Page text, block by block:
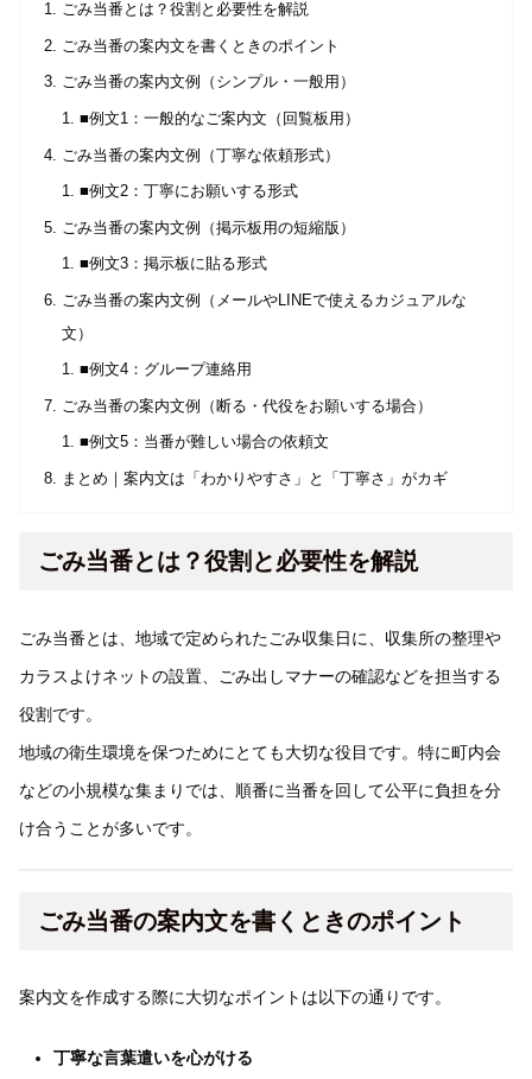
ごみ当番とは？役割と必要性を解説
ごみ当番の案内文を書くときのポイント
ごみ当番の案内文例（シンプル・一般用）
■例文1：一般的なご案内文（回覧板用）
ごみ当番の案内文例（丁寧な依頼形式）
■例文2：丁寧にお願いする形式
ごみ当番の案内文例（掲示板用の短縮版）
■例文3：掲示板に貼る形式
ごみ当番の案内文例（メールやLINEで使えるカジュアルな
文）
■例文4：グループ連絡用
ごみ当番の案内文例（断る・代役をお願いする場合）
■例文5：当番が難しい場合の依頼文
まとめ｜案内文は「わかりやすさ」と「丁寧さ」がカギ
ごみ当番とは？役割と必要性を解説
ごみ当番とは、地域で定められたごみ収集日に、収集所の整理や
カラスよけネットの設置、ごみ出しマナーの確認などを担当する
役割です。
地域の衛生環境を保つためにとても大切な役目です。特に町内会
などの小規模な集まりでは、順番に当番を回して公平に負担を分
け合うことが多いです。
ごみ当番の案内文を書くときのポイント
案内文を作成する際に大切なポイントは以下の通りです。
丁寧な言葉遣いを心がける